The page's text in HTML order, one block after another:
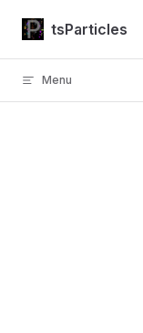
Skip to content
tsParticles
Menu